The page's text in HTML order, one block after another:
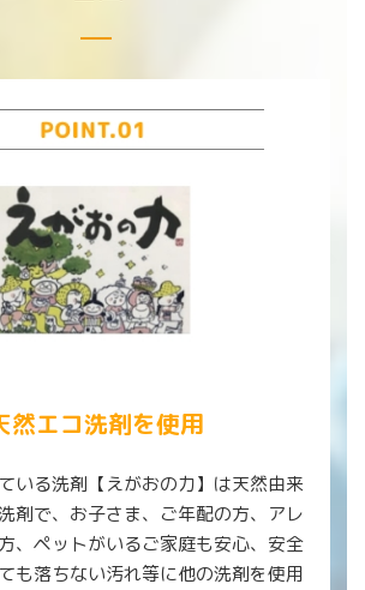
然エコ洗剤を使用
いる洗剤【えがおの力】は天然由来
剤で、お子さま、ご年配の方、アレ
、ペットがいるご家庭も安心、安全
も落ちない汚れ等に他の洗剤を使用